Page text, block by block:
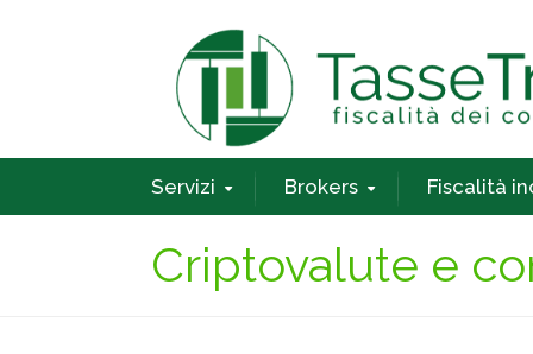
Servizi Brokers Fiscalità
Criptovalute e